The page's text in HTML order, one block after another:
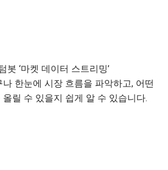
‘마켓 데이터 스트리밍’
한눈에 시장 흐름을 파악하고, 어떤
릴 수 있을지 쉽게 알 수 있습니다.